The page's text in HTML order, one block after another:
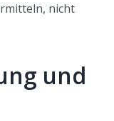
nicht
und